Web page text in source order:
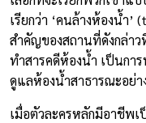
เรียกว่า ‘คนล้างห้องน้ำ
สำคัญของสถานที่ดังกล่าว
ทำสารคดีห้องน้ำ เป็นกา
ดูแลห้องน้ำสาธารณะอย่า
เมื่อตัวละครหลักมีอาชีพ